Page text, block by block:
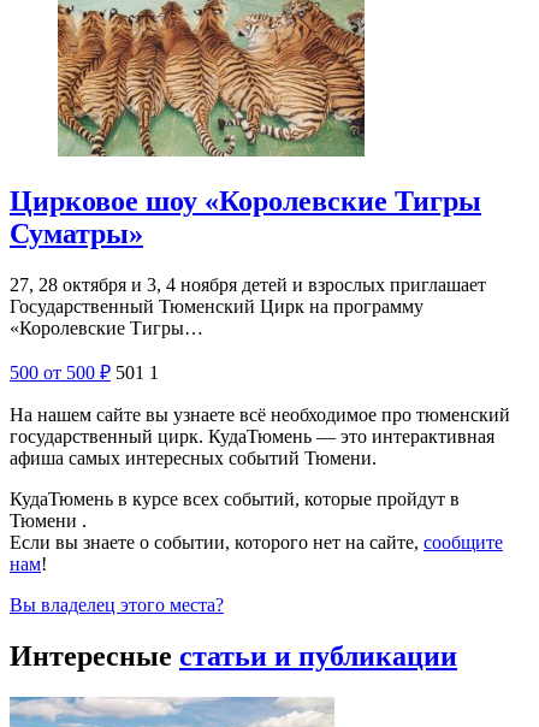
Цирковое шоу «Королевские Тигры
Суматры»
27, 28 октября и 3, 4 ноября детей и взрослых приглашает
Государственный Тюменский Цирк на программу
«Королевские Тигры…
500 от 500 ₽ 501 1
На нашем сайте вы узнаете всё необходимое про тюменский
государственный цирк. КудаТюмень — это интерактивная
афиша самых интересных событий Тюмени.
КудаТюмень в курсе всех событий, которые пройдут в
Тюмени .
Если вы знаете о событии, которого нет на сайте, сообщите
нам!
Вы владелец этого места?
Интересные статьи и публикации